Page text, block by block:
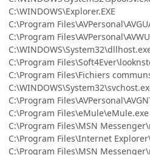
C:\WINDOWS\Explorer.EXE
C:\Program
C:\Program
C:\Program
C:\Program Files\Fichiers
C:\Program
C:\Program Files\eMule\eMule.exe
C:\Program Files\MSN
C:\Program Files\Internet
C:\Program Files\MSN